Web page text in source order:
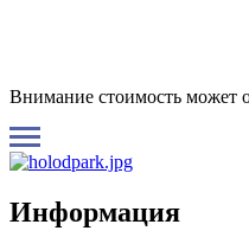
Внимание стоимость может
Информация